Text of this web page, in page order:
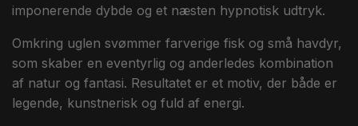
imponerende dybde og et næsten hypnotisk udtryk.
Omkring uglen svømmer farverige fisk og små havdyr,
som skaber en eventyrlig og anderledes kombination
af natur og fantasi. Resultatet er et motiv, der både er
legende, kunstnerisk og fuld af energi.